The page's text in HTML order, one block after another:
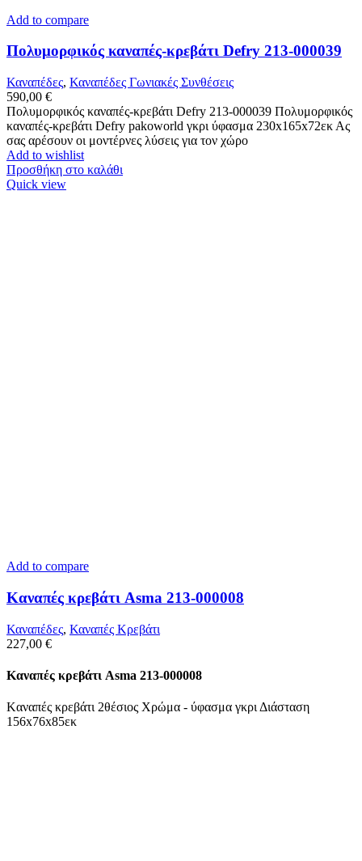
Add to compare
Πολυμορφικός καναπές-κρεβάτι Defry 213-000039
Καναπέδες, Καναπέδες Γωνιακές Συνθέσεις
590,00 €
Πολυμορφικός καναπές-κρεβάτι Defry 213-000039 Πολυμορφικός
καναπές-κρεβάτι Defry pakoworld γκρι ύφασμα 230x165x72εκ Ας
σας αρέσουν οι μοντέρνες λύσεις για τον χώρο
Add to wishlist
Προσθήκη στο καλάθι
Quick view
Add to compare
Kαναπές κρεβάτι Asma 213-000008
Καναπέδες, Καναπές Κρεβάτι
227,00 €
Kαναπές κρεβάτι Asma 213-000008
Kαναπές κρεβάτι 2θέσιος Χρώμα - ύφασμα γκρι Διάσταση
156x76x85εκ